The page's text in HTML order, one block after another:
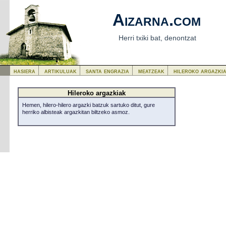
Aizarna.com
Herri txiki bat, denontzat
Hileroko argazkiak
Hemen, hilero-hilero argazki batzuk sartuko ditut, gure
herriko albisteak argazkitan biltzeko asmoz.
hasiera artikuluak santa engrazia meatzeak hileroko